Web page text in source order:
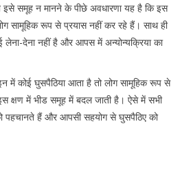
समूह न मानने के पीछे अवधारणा यह है कि इस
सामूहिक रूप से प्रयास नहीं कर रहे हैं। साथ ही
देना नहीं है और आपस में अन्योन्यक्रिया का
में कोई घुसपैठिया आता है तो लोग सामूहिक रूप से
क्षण में भीड समूह में बदल जाती है। ऐसे में सभी
पहचानते हैं और आपसी सहयोग से घुसपैठिए को